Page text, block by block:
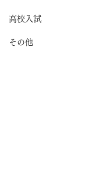
高校入試
その他